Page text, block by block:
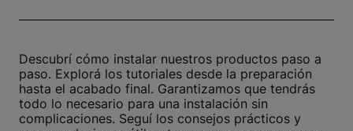
Descubrí cómo instalar nuestros productos paso a
paso. Explorá los tutoriales desde la preparación
hasta el acabado final. Garantizamos que tendrás
todo lo necesario para una instalación sin
complicaciones. Seguí los consejos prácticos y